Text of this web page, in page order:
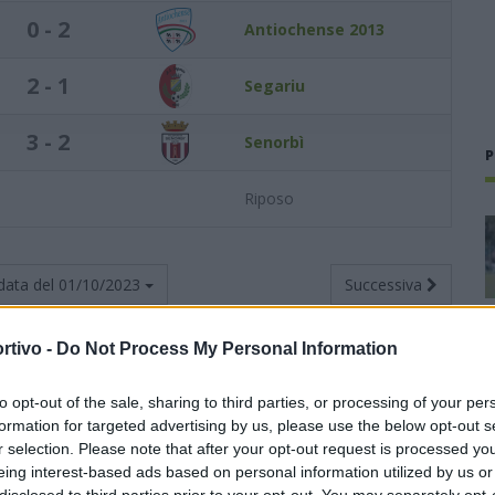
- Do Not Process My Personal Information
opt-out of the sale, sharing to third parties, or processing of your
for targeted advertising by us, please use the below opt-out
selection. Please note that after your opt-out request is processed
interest-based ads based on personal information utilized by us
0 - 2 Antiochense 2013
2 - 1 Segariu
3 - 2 Senorbì
Riposo
del 01/10/2023 Successiva
Totali Casa
Trasferta
G V N P F S V N P F S V N P F S